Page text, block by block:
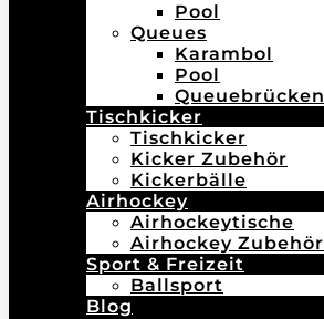
Pool
Queues
Karambol
Pool
Queuebrücken
Tischkicker
Tischkicker
Kicker Zubehör
Kickerbälle
Airhockey
Airhockeytische
Airhockey Zubehör
Sport & Freizeit
Ballsport
Blog